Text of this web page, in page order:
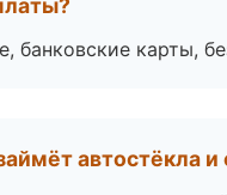
банковские карты,
автостёкла и